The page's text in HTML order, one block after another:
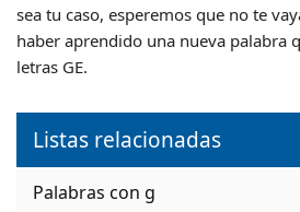
sea tu caso, esperemos que no te
haber aprendido una nueva palabra
letras GE.
Listas relacionadas
Palabras con g